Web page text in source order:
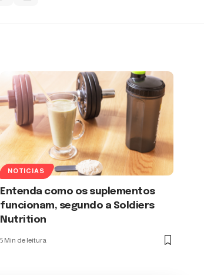
NOTICIAS
Entenda como os suplementos
funcionam, segundo a Soldiers
Nutrition
5 Min de leitura